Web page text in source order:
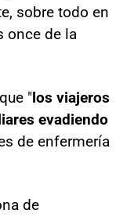
sobre todo en
once de la
"los viajeros
evadiendo
de enfermería
de